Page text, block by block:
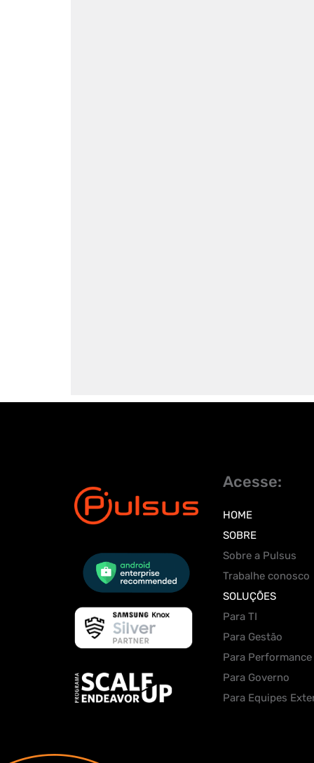
Acesse:
HOME
SOBRE
Sobre a Pulsus
Trabalhe conosco
SOLUÇÕES
Para TI
Para Gestão
Para Performance
Para Governo
Para Equipes